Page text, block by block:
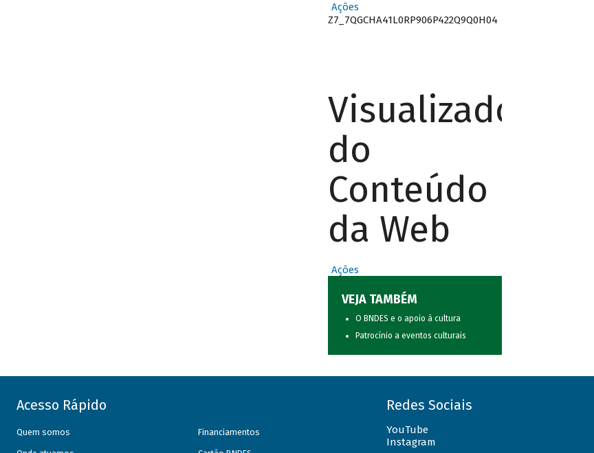
Ações
Z7_7QGCHA41L0RP906P422Q9Q0H04
Visualizador
do
Conteúdo
da Web
Ações
VEJA TAMBÉM
O BNDES e o apoio à cultura
Patrocínio a eventos culturais
Acesso Rápido
Quem somos Financiamentos
Redes Sociais
YouTube
Instagram